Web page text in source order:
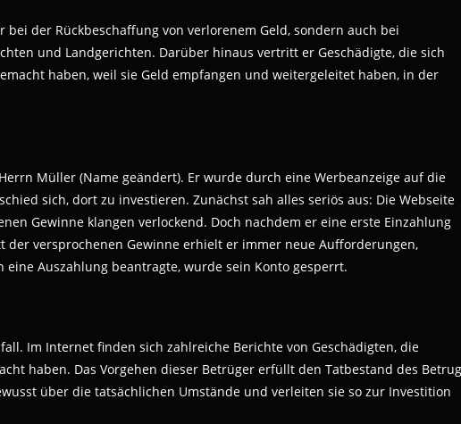
der Rückbeschaffung von verlorenem Geld, sondern auch bei
und Landgerichten. Darüber hinaus vertritt er Geschädigte, die sich
haben, weil sie Geld empfangen und weitergeleitet haben, in der
Müller (Name geändert). Er wurde durch eine Werbeanzeige auf die
sich, dort zu investieren. Zunächst sah alles seriös aus: Die Webseite
Gewinne klangen verlockend. Doch nachdem er eine erste Einzahlung
der versprochenen Gewinne erhielt er immer neue Aufforderungen,
Auszahlung beantragte, wurde sein Konto gesperrt.
Im Internet finden sich zahlreiche Berichte von Geschädigten, die
haben. Das Vorgehen dieser Betrüger erfüllt den Tatbestand des
über die tatsächlichen Umstände und verleiten sie so zur Investition